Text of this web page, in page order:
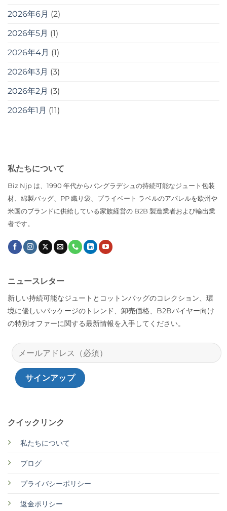
2026年6月 (2)
2026年5月 (1)
2026年4月 (1)
2026年3月 (3)
2026年2月 (3)
2026年1月 (11)
私たちについて
Biz Njp は、1990 年代からバングラデシュの持続可能なジュート包装
材、綿製バッグ、PP 織り袋、プライベート ラベルのアパレルを欧州や
米国のブランドに供給している家族経営の B2B 製造業者および輸出業
者です。
クイックリンク
私たちについて
ブログ
プライバシーポリシー
返金ポリシー
ニュースレター
新しい持続可能なジュートとコットンバッグのコレクション、環
境に優しいパッケージのトレンド、卸売価格、B2Bバイヤー向け
の特別オファーに関する最新情報を入手してください。